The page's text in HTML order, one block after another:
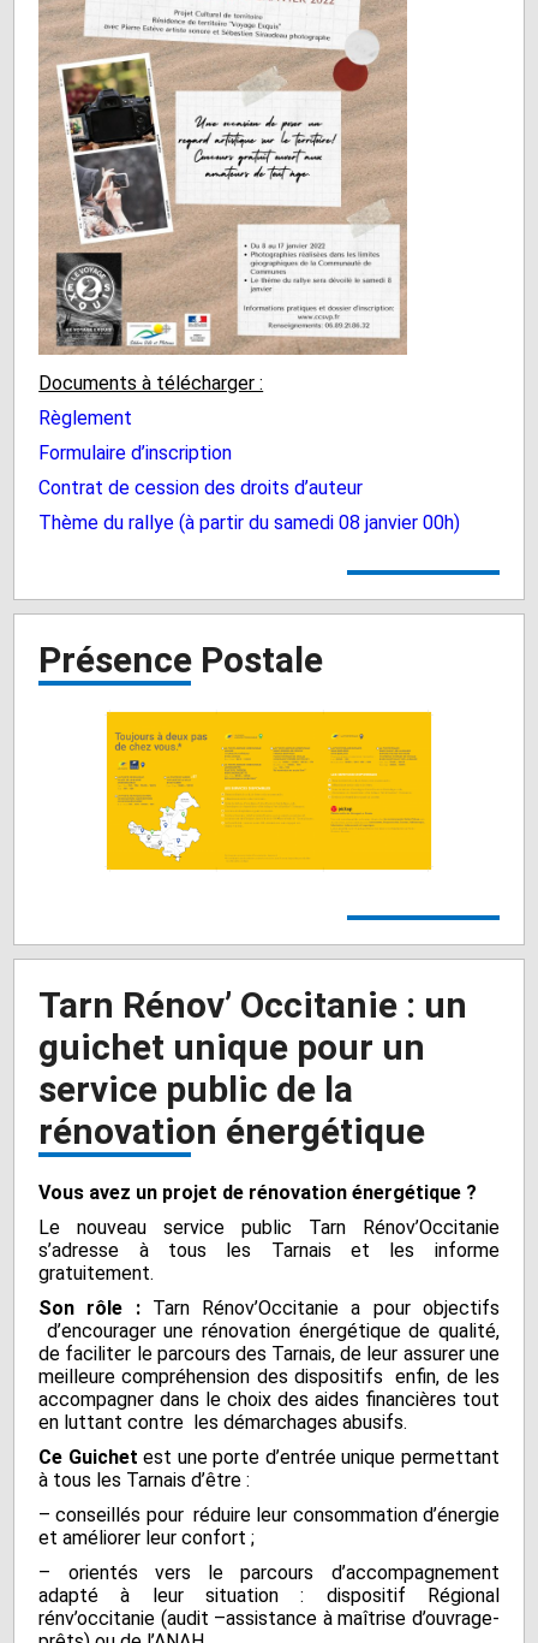
Documents à télécharger :
Règlement
Formulaire d’inscription
Contrat de cession des droits d’auteur
Thème du rallye (à partir du samedi 08 janvier 00h)
Présence Postale
Tarn Rénov’ Occitanie : un
guichet unique pour un
service public de la
rénovation énergétique
Vous avez un projet de rénovation énergétique ?
Le nouveau service public Tarn Rénov’Occitanie
s’adresse à tous les Tarnais et les informe
gratuitement.
Son rôle : Tarn Rénov’Occitanie a pour objectifs
d’encourager une rénovation énergétique de qualité,
de faciliter le parcours des Tarnais, de leur assurer une
meilleure compréhension des dispositifs enfin, de les
accompagner dans le choix des aides financières tout
en luttant contre les démarchages abusifs.
Ce Guichetest une porte d’entrée unique permettant
à tous les Tarnais d’être :
– conseillés pour réduire leur consommation d’énergie
et améliorer leur confort ;
– orientés vers le parcours d’accompagnement
adapté à leur situation : dispositif Régional
rénv’occitanie (audit –assistance à maîtrise d’ouvrage-